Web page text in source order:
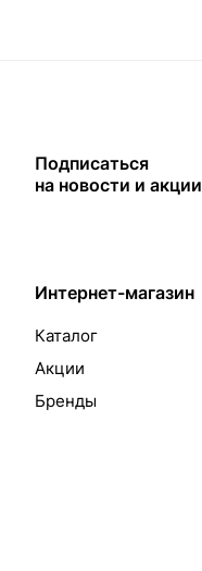
Подписаться
на новости и акции
Интернет-магазин
Каталог
Акции
Бренды